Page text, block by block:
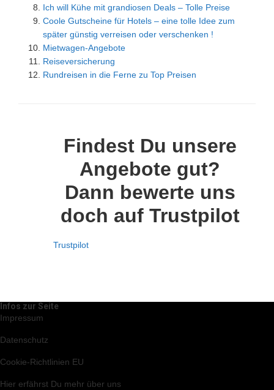
Ich will Kühe mit grandiosen Deals – Tolle Preise
Coole Gutscheine für Hotels – eine tolle Idee zum
später günstig verreisen oder verschenken !
Mietwagen-Angebote
Reiseversicherung
Rundreisen in die Ferne zu Top Preisen
Findest Du unsere
Angebote gut?
Dann bewerte uns
doch auf Trustpilot
Trustpilot
Infos zur Seite
Impressum
Datenschutz
Cookie-Richtlinien EU
Hier erfährst Du mehr über uns